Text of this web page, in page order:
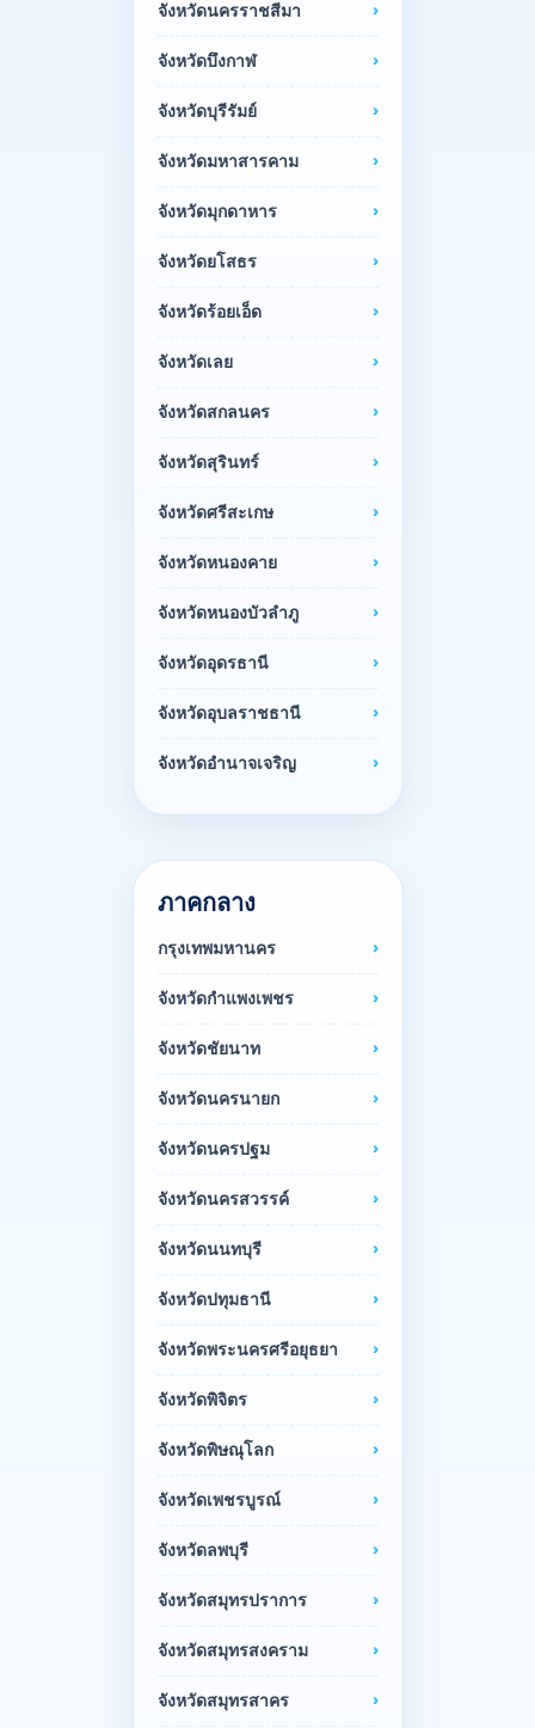
จังหวัดนครราชสีมา
จังหวัดบึงกาฬ
จังหวัดบุรีรัมย์
จังหวัดมหาสารคาม
จังหวัดมุกดาหาร
จังหวัดยโสธร
จังหวัดร้อยเอ็ด
จังหวัดเลย
จังหวัดสกลนคร
จังหวัดสุรินทร์
จังหวัดศรีสะเกษ
จังหวัดหนองคาย
จังหวัดหนองบัวลำภู
จังหวัดอุดรธานี
จังหวัดอุบลราชธานี
จังหวัดอำนาจเจริญ
ภาคกลาง
กรุงเทพมหานคร
จังหวัดกำแพงเพชร
จังหวัดชัยนาท
จังหวัดนครนายก
จังหวัดนครปฐม
จังหวัดนครสวรรค์
จังหวัดนนทบุรี
จังหวัดปทุมธานี
จังหวัดพระนครศรีอยุธยา
จังหวัดพิจิตร
จังหวัดพิษณุโลก
จังหวัดเพชรบูรณ์
จังหวัดลพบุรี
จังหวัดสมุทรปราการ
จังหวัดสมุทรสงคราม
จังหวัดสมุทรสาคร